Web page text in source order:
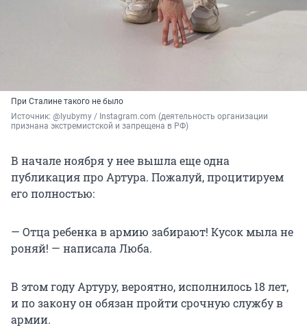
При Сталине такого не было
Источник: @lyubymy / Instagram.com (деятельность организации
признана экстремистской и запрещена в РФ)
В начале ноября у нее вышла еще одна
публикация про Артура. Пожалуй, процитируем
его полностью:
— Отца ребенка в армию забирают! Кусок мыла не
роняй! — написала Люба.
В этом году Артуру, вероятно, исполнилось 18 лет,
и по закону он обязан пройти срочную службу в
армии.